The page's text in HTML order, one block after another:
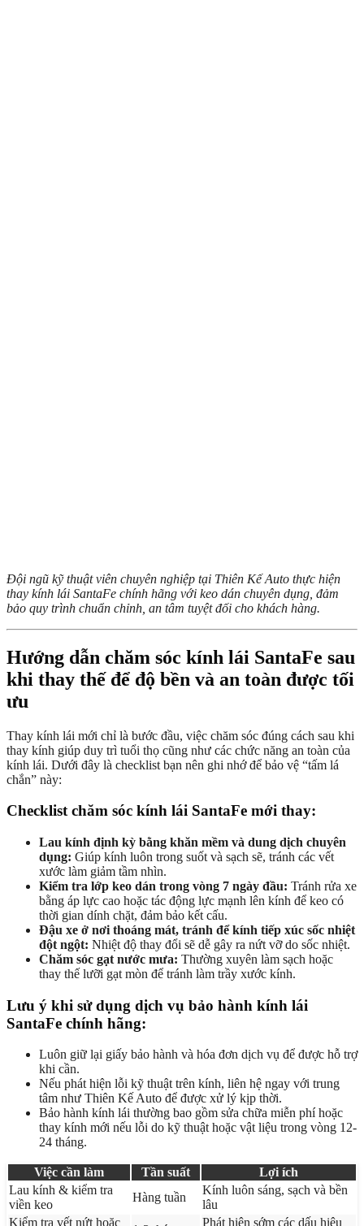
Đội ngũ kỹ thuật viên chuyên nghiệp tại Thiên Kế Auto thực hiện
thay kính lái SantaFe chính hãng với keo dán chuyên dụng, đảm
bảo quy trình chuẩn chỉnh, an tâm tuyệt đối cho khách hàng.
Hướng dẫn chăm sóc kính lái SantaFe sau
khi thay thế để độ bền và an toàn được tối
ưu
Thay kính lái mới chỉ là bước đầu, việc chăm sóc đúng cách sau khi
thay kính giúp duy trì tuổi thọ cũng như các chức năng an toàn của
kính lái. Dưới đây là checklist bạn nên ghi nhớ để bảo vệ “tấm lá
chắn” này:
Checklist chăm sóc kính lái SantaFe mới thay:
Lau kính định kỳ bằng khăn mềm và dung dịch chuyên
dụng: Giúp kính luôn trong suốt và sạch sẽ, tránh các vết
xước làm giảm tầm nhìn.
Kiểm tra lớp keo dán trong vòng 7 ngày đầu: Tránh rửa xe
bằng áp lực cao hoặc tác động lực mạnh lên kính để keo có
thời gian dính chặt, đảm bảo kết cấu.
Đậu xe ở nơi thoáng mát, tránh để kính tiếp xúc sốc nhiệt
đột ngột: Nhiệt độ thay đổi sẽ dễ gây ra nứt vỡ do sốc nhiệt.
Chăm sóc gạt nước mưa: Thường xuyên làm sạch hoặc
thay thế lưỡi gạt mòn để tránh làm trầy xước kính.
Lưu ý khi sử dụng dịch vụ bảo hành kính lái
SantaFe chính hãng:
Luôn giữ lại giấy bảo hành và hóa đơn dịch vụ để được hỗ trợ
khi cần.
Nếu phát hiện lỗi kỹ thuật trên kính, liên hệ ngay với trung
tâm như Thiên Kế Auto để được xử lý kịp thời.
Bảo hành kính lái thường bao gồm sửa chữa miễn phí hoặc
thay kính mới nếu lỗi do kỹ thuật hoặc vật liệu trong vòng 12-
24 tháng.
Việc cần làm Tần suất
Lợi ích
Lau kính & kiểm tra
viền keo
Hàng tuần
Kính luôn sáng, sạch và bền
lâu
Kiểm tra vết nứt hoặc
Phát hiện sớm các dấu hiệu